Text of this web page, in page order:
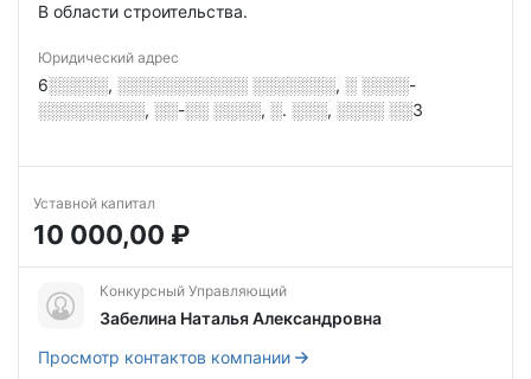
В области строительства.
Юридический адрес
6░░░░░, ░░░░░░░░░░░ ░░░░░░░, ░ ░░░░-
░░░░░░░░░, ░░-░░ ░░░░, ░. ░░░, ░░░░ ░░3
Уставной капитал
10 000,00 ₽
Конкурсный Управляющий
Забелина Наталья Александровна
Просмотр контактов компании